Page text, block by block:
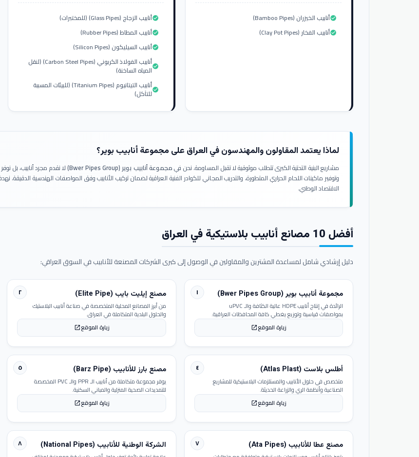
أنابيب الخيزران (Bamboo Pipes)check_circle
أنابيب الفخار (Clay Pot Pipes)check_circle
أنابيب الزجاج (Glass Pipes) (للمختبرات)check_circle
أنابيب المطاط (Rubber Pipes)check_circle
أنابيب السيليكون (Silicon Pipes)check_circle
أنابيب الفولاذ الكربوني (Carbon Steel Pipes) (لنقل
المياه الساخنة)check_circle
أنابيب التيتانيوم (Titanium Pipes) (للبيئات المسببة
للتآكل)check_circle
لماذا يعتمد المقاولون والمهندسون في العراق على مجموعة أنابيب بوير؟
مشاريع البنية التحتية الكبرى تتطلب موثوقية لا تقبل المساومة. نحن فيمجموعة أنابيب بوير (Bwer Pipes Group)
لا نقدم مجرد أنابيب، بل
وتوفير ماكينات اللحام الحراري المتطورة، والتدريب المجاني للكوادر الفنية العراقية لضمان تركيب الأنابيب وفق المواصفات الهندسية
الاقتصاد الوطني.
أفضل 10 مصانع أنابيب بلاستيكية في العراق
دليل إرشادي شامل لمساعدة المشترين والمقاولين في الوصول إلى كبرى الشركات المصنعة للأنابيب في السوق العراقي:
١ مجموعة أنابيب بوير (Bwer Pipes Group)
الرائدة في إنتاج أنابيب HDPE عالية الكثافة والـ uPVC
بمواصفات قياسية وتوزيع يغطي كافة المحافظات العراقية.
زيارة الموقعopen_in_new
٢ مصنع إيليت بايب (Elite Pipe)
من أبرز المصانع المحلية المتخصصة في صناعة أنابيب البلاستيك
والحلول البلدية المتكاملة في العراق.
زيارة الموقعopen_in_new
٤ أطلس بلاست (Atlas Plast)
متخصص في حلول الأنابيب والمستلزمات البلاستيكية للمشاريع
الصناعية وأنظمة الري والزراعة الحديثة.
زيارة الموقعopen_in_new
٥ مصنع بارز للأنابيب (Barz Pipe)
يوفر مجموعة متكاملة من أنابيب الـ PPR والـ PVC المخصصة
للتمديدات الصحية المنزلية والمباني السكنية.
زيارة الموقعopen_in_new
٧ مصنع عطا للأنابيب (Ata Pipes) ٨ الشركة الوطنية للأنابيب (National Pipes)